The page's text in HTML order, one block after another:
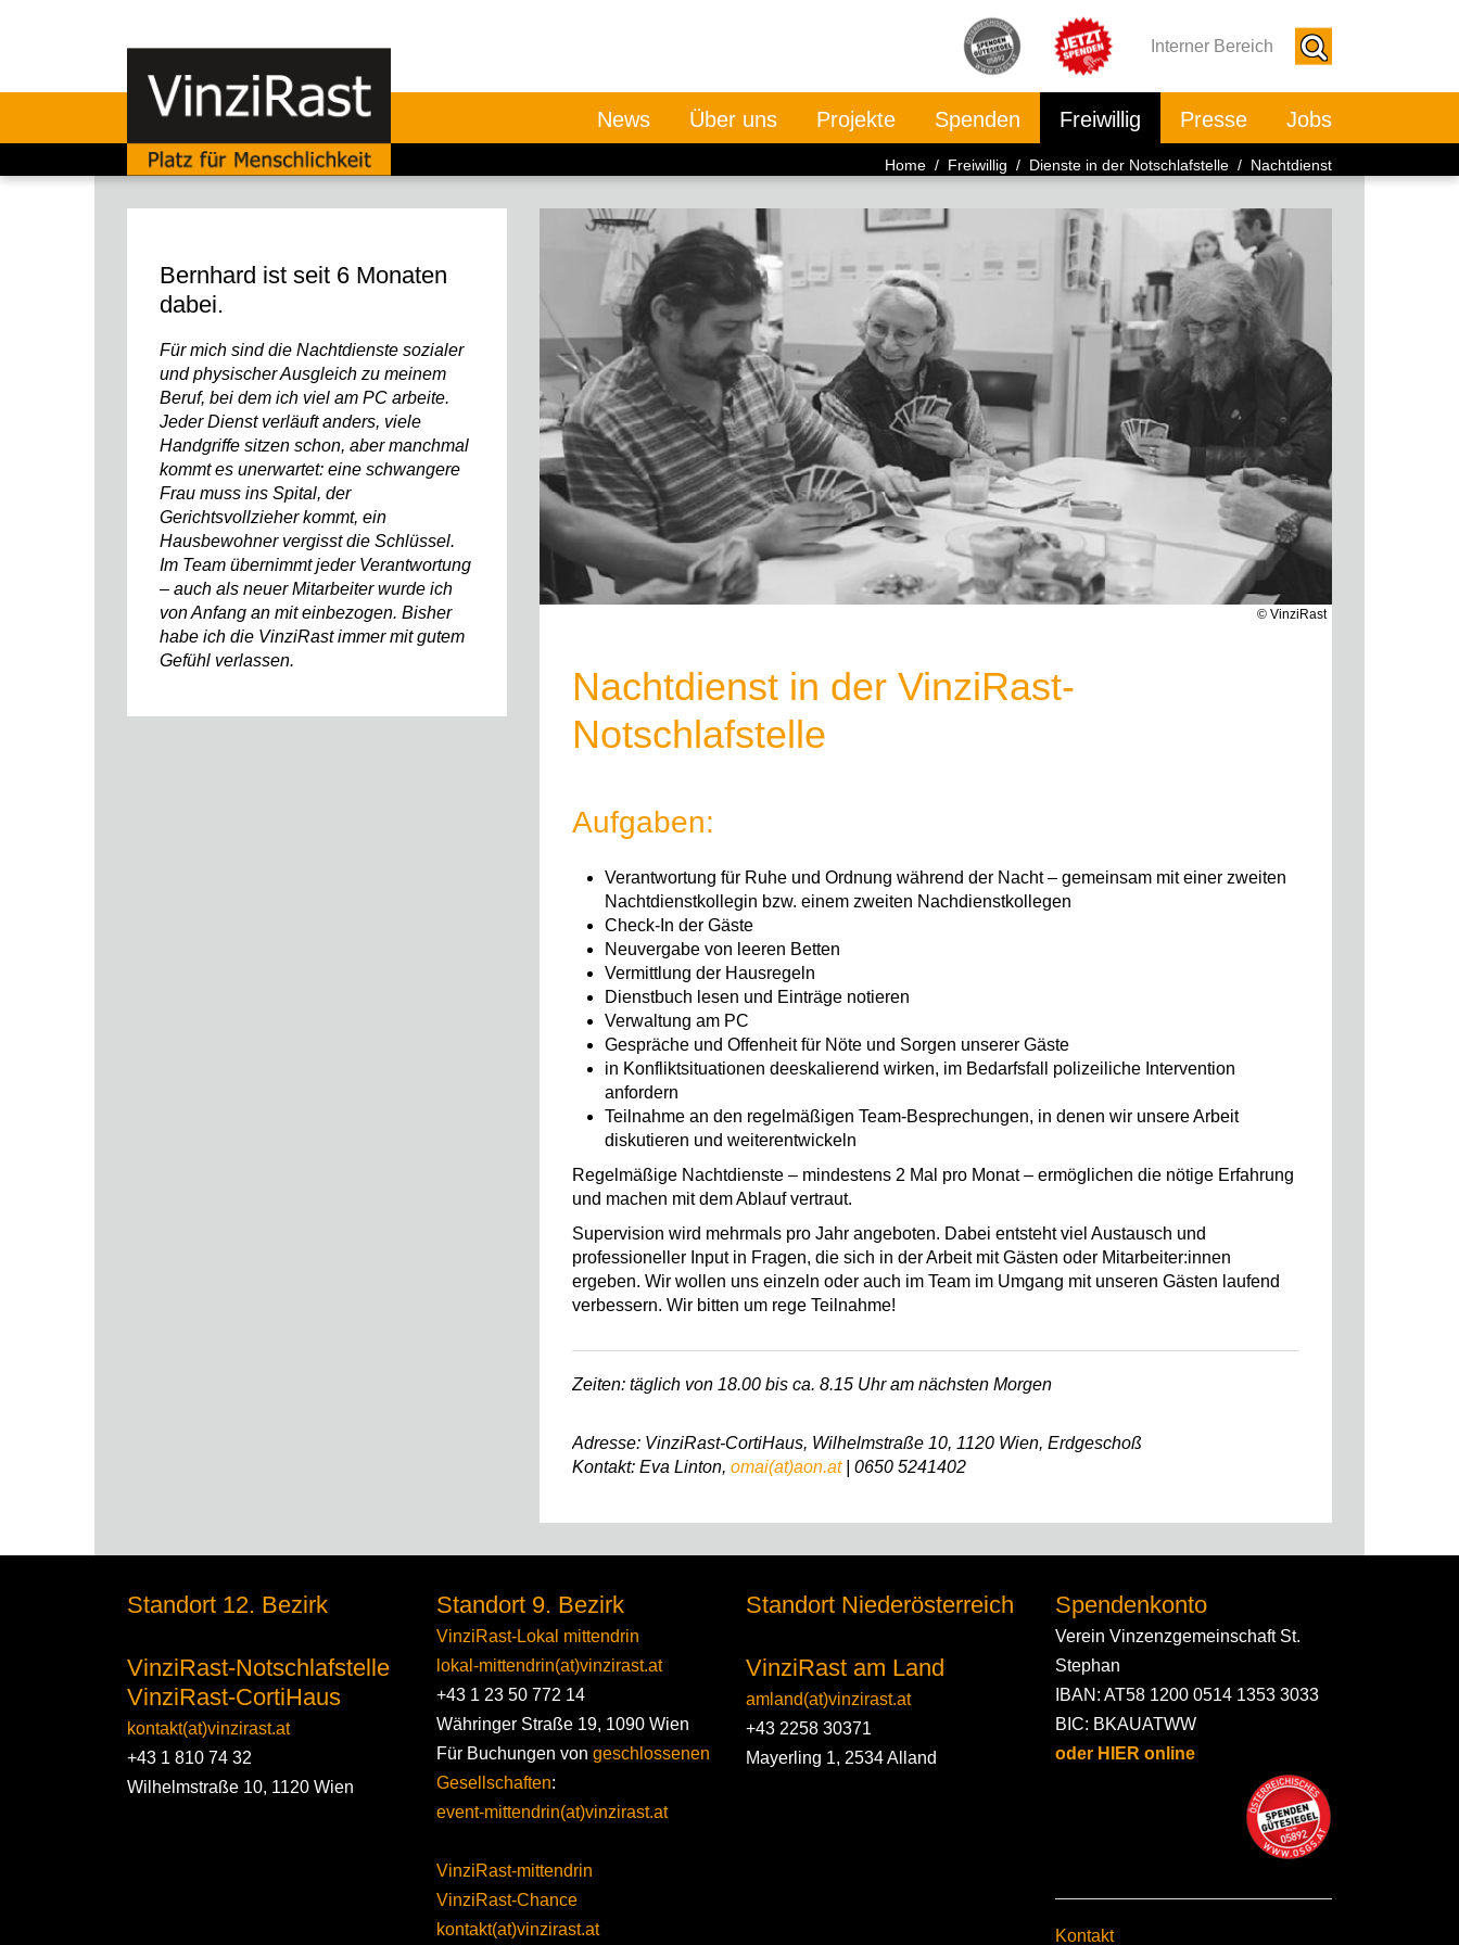
Interner Bereich
News Über uns Projekte Spenden Freiwillig Presse Jobs
Home / Freiwillig / Dienste in der Notschlafstelle / Nachtdienst
© VinziRast
Nachtdienst in der VinziRast-
Notschlafstelle
Aufgaben:
Verantwortung für Ruhe und Ordnung während der Nacht – gemeinsam mit einer zweiten
Nachtdienstkollegin bzw. einem zweiten Nachdienstkollegen
Check-In der Gäste
Neuvergabe von leeren Betten
Vermittlung der Hausregeln
Dienstbuch lesen und Einträge notieren
Verwaltung am PC
Gespräche und Offenheit für Nöte und Sorgen unserer Gäste
in Konfliktsituationen deeskalierend wirken, im Bedarfsfall polizeiliche Intervention
anfordern
Teilnahme an den regelmäßigen Team-Besprechungen, in denen wir unsere Arbeit
diskutieren und weiterentwickeln
Regelmäßige Nachtdienste – mindestens 2 Mal pro Monat – ermöglichen die nötige Erfahrung
und machen mit dem Ablauf vertraut.
Supervision wird mehrmals pro Jahr angeboten. Dabei entsteht viel Austausch und
professioneller Input in Fragen, die sich in der Arbeit mit Gästen oder Mitarbeiter:innen
ergeben. Wir wollen uns einzeln oder auch im Team im Umgang mit unseren Gästen laufend
verbessern. Wir bitten um rege Teilnahme!
Zeiten: täglich von 18.00 bis ca. 8.15 Uhr am nächsten Morgen
Adresse: VinziRast-CortiHaus, Wilhelmstraße 10, 1120 Wien, Erdgeschoß
Kontakt: Eva Linton, omai(at)aon.at| 0650 5241402
Bernhard ist seit 6 Monaten
dabei.
Für mich sind die Nachtdienste sozialer
und physischer Ausgleich zu meinem
Beruf, bei dem ich viel am PC arbeite.
Jeder Dienst verläuft anders, viele
Handgriffe sitzen schon, aber manchmal
kommt es unerwartet: eine schwangere
Frau muss ins Spital, der
Gerichtsvollzieher kommt, ein
Hausbewohner vergisst die Schlüssel.
Im Team übernimmt jeder Verantwortung
– auch als neuer Mitarbeiter wurde ich
von Anfang an mit einbezogen. Bisher
habe ich die VinziRast immer mit gutem
Gefühl verlassen.
Standort 12. Bezirk
VinziRast-Notschlafstelle
VinziRast-CortiHaus
kontakt(at)vinzirast.at
+43 1 810 74 32
Wilhelmstraße 10, 1120 Wien
Standort 9. Bezirk
VinziRast-Lokal mittendrin
lokal-mittendrin(at)vinzirast.at
+43 1 23 50 772 14
Währinger Straße 19, 1090 Wien
Für Buchungen von geschlossenen
Gesellschaften:
event-mittendrin(at)vinzirast.at
VinziRast-mittendrin
VinziRast-Chance
kontakt(at)vinzirast.at
Standort Niederösterreich
VinziRast am Land
amland(at)vinzirast.at
+43 2258 30371
Mayerling 1, 2534 Alland
Spendenkonto
Verein Vinzenzgemeinschaft St.
Stephan
IBAN: AT58 1200 0514 1353 3033
BIC: BKAUATWW
oder HIER online
Kontakt